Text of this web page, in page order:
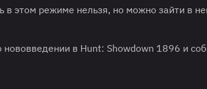
в этом режиме нельзя, но можно зайти в
в Hunt: Showdown 1896 и